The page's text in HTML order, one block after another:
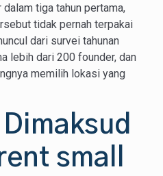
tiga tahun pertama,
tidak pernah terpakai
dari survei tahunan
lebih dari 200 founder, dan
memilih lokasi yang
small